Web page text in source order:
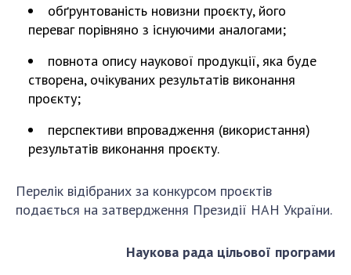
обґрунтованість новизни проєкту, його
переваг порівняно з існуючими аналогами;
повнота опису наукової продукції, яка буде
створена, очікуваних результатів виконання
проєкту;
перспективи впровадження (використання)
результатів виконання проєкту.
Перелік відібраних за конкурсом проєктів
подається на затвердження Президії НАН України.
Наукова рада цільової програми